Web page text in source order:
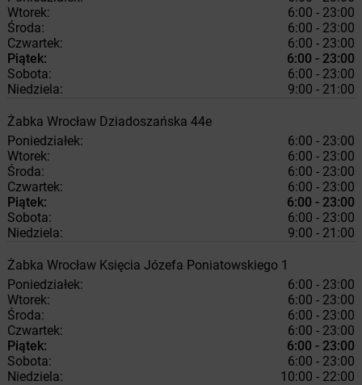
Wtorek:
6:00 - 23:00
Środa:
6:00 - 23:00
Czwartek:
6:00 - 23:00
Piątek:
6:00 - 23:00
Sobota:
6:00 - 23:00
Niedziela:
9:00 - 21:00
Żabka Wrocław Dziadoszańska 44e
Poniedziałek:
6:00 - 23:00
Wtorek:
6:00 - 23:00
Środa:
6:00 - 23:00
Czwartek:
6:00 - 23:00
Piątek:
6:00 - 23:00
Sobota:
6:00 - 23:00
Niedziela:
9:00 - 21:00
Żabka Wrocław Księcia Józefa Poniatowskiego 1
Poniedziałek:
6:00 - 23:00
Wtorek:
6:00 - 23:00
Środa:
6:00 - 23:00
Czwartek:
6:00 - 23:00
Piątek:
6:00 - 23:00
Sobota:
6:00 - 23:00
Niedziela:
10:00 - 22:00